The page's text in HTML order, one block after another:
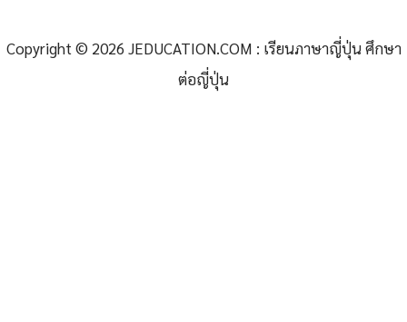
Copyright © 2026 JEDUCATION.COM : เรียนภาษาญี่ปุ่น ศึกษา
ต่อญี่ปุ่น